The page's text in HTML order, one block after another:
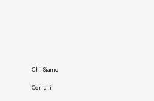
Chi Siamo
Contatti